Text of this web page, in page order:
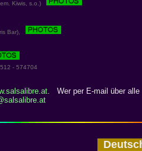
Kiwis, s.o.)
Bar),
- 574704
. Wer per E-mail über alle